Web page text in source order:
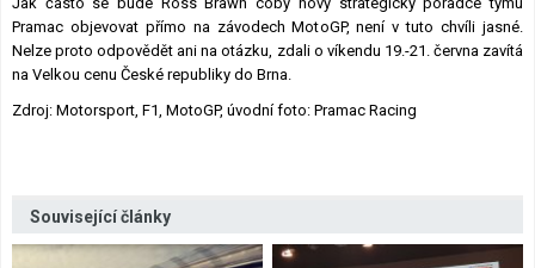
Pramac objevovat přímo na závodech MotoGP, není v tuto chvíli jasné.
Nelze proto odpovědět ani na otázku, zdali o víkendu 19.-21. června zavítá
na Velkou cenu České republiky do Brna.
Zdroj: Motorsport, F1, MotoGP, úvodní foto: Pramac Racing
Související články